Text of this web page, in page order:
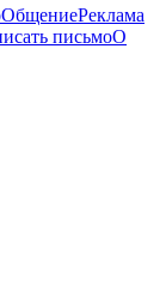
ОбщениеРеклама
письмоО